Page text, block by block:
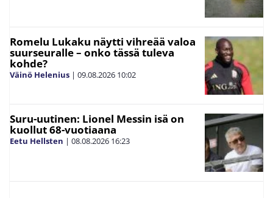
Romelu Lukaku näytti vihreää valoa
suurseuralle – onko tässä tuleva
kohde?
Väinö Helenius | 09.08.2026 10:02
Suru-uutinen: Lionel Messin isä on
kuollut 68-vuotiaana
Eetu Hellsten | 08.08.2026 16:23